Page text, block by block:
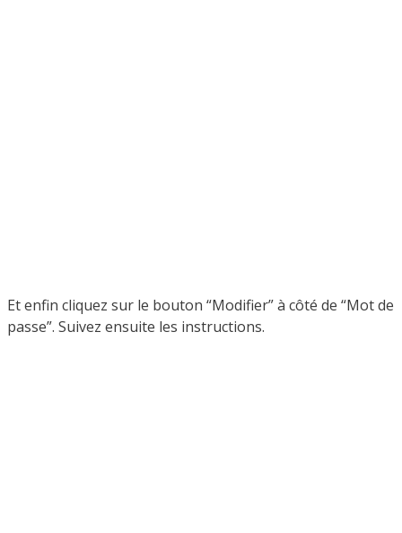
Et enfin cliquez sur le bouton “Modifier” à côté de “Mot de
passe”. Suivez ensuite les instructions.